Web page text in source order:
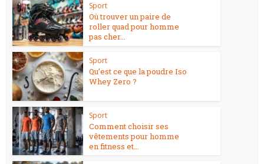
Sport
Où trouver un paire de
roller quad pour homme
pas cher...
Sport
Qu’est ce que la poudre Iso
Whey Zero ?
Sport
Comment choisir ses
vêtements pour homme
en fitness et...